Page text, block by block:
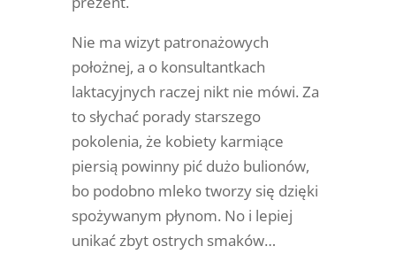
Nie ma wizyt patronażowych
położnej, a o konsultantkach
laktacyjnych raczej nikt nie mówi. Za
to słychać porady starszego
pokolenia, że kobiety karmiące
piersią powinny pić dużo bulionów,
bo podobno mleko tworzy się dzięki
spożywanym płynom. No i lepiej
unikać zbyt ostrych smaków…